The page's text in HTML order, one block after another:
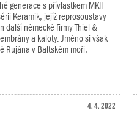
generace s přívlastkem MKII
Keramik, jejíž reprosoustavy
další německé firmy Thiel &
a kaloty. Jméno si však
Rujána v Baltském moři,
4. 4. 2022